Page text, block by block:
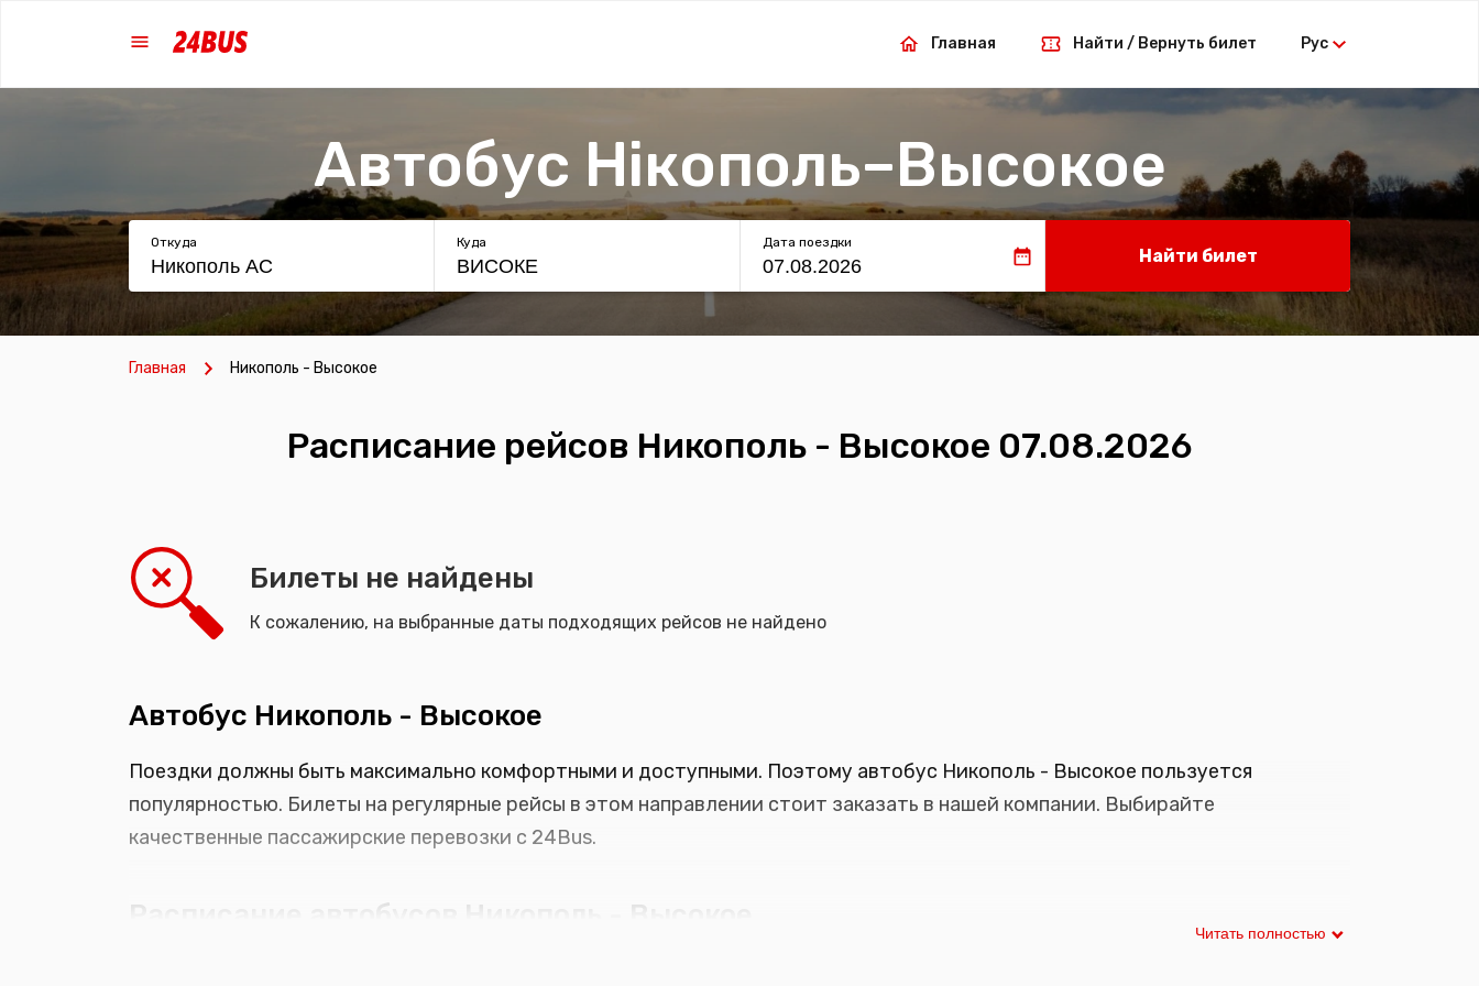
Главная Найти / Вернуть билет Рус
Автобус Нікополь–Высокое
Откуда Куда Дата поездки
Найти билет
Главная Никополь - Высокое
Расписание рейсов Никополь - Высокое 07.08.2026
Билеты не найдены
К сожалению, на выбранные даты подходящих рейсов не найдено
Автобус Никополь - Высокое
Поездки должны быть максимально комфортными и доступными. Поэтому автобус Никополь - Высокое пользуется
популярностью. Билеты на регулярные рейсы в этом направлении стоит заказать в нашей компании. Выбирайте
качественные пассажирские перевозки с 24Bus.
Расписание автобусов Никополь - Высокое
Читать полностью